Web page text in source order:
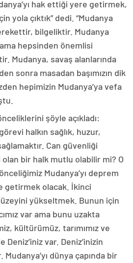
hak ettiği yere getirmek,
yola çıktık” dedi. “Mudanya
bilgeliktir. Mudanya
hepsinden önemlisi
Mudanya, savaş alanlarında
sonra masadan başımızın dik
hepimizin Mudanya’ya vefa
şöyle açıkladı:
halkın sağlık, huzur,
Can güvenliği
bir halk mutlu olabilir mi? O
Mudanya’yı deprem
getirmek olacak. İkinci
yükseltmek. Bunun için
var ama bunu uzakta
kültürümüz, tarımımız ve
Deniz’iniz var. Deniz’inizin
dünya çapında bir